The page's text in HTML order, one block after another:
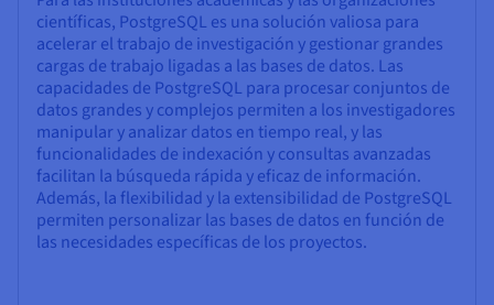
científicas, PostgreSQL es una solución valiosa para
acelerar el trabajo de investigación y gestionar grandes
cargas de trabajo ligadas a las bases de datos. Las
capacidades de PostgreSQL para procesar conjuntos de
datos grandes y complejos permiten a los investigadores
manipular y analizar datos en tiempo real, y las
funcionalidades de indexación y consultas avanzadas
facilitan la búsqueda rápida y eficaz de información.
Además, la flexibilidad y la extensibilidad de PostgreSQL
permiten personalizar las bases de datos en función de
las necesidades específicas de los proyectos.